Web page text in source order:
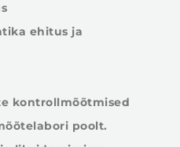
ehitus ja
kontrollmõõtmised
poolt.